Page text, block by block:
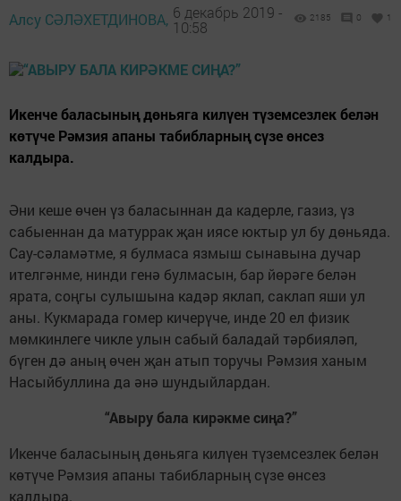
Алсу СӘЛӘХЕТДИНОВА, 6 декабрь 2019 -
10:58
2185 0 1
Икенче баласының дөньяга килүен түземсезлек белән
көтүче Рәмзия апаны табибларның сүзе өнсез
калдыра.
Әни кеше өчен үз баласыннан да кадерле, газиз, үз
сабыеннан да матуррак җан иясе юктыр ул бу дөньяда.
Сау-сәламәтме, я булмаса язмыш сынавына дучар
ителгәнме, нинди генә булмасын, бар йөрәге белән
ярата, соңгы сулышына кадәр яклап, саклап яши ул
аны. Кукмарада гомер кичерүче, инде 20 ел физик
мөмкинлеге чикле улын сабый баладай тәрбияләп,
бүген дә аның өчен җан атып торучы Рәмзия ханым
Насыйбуллина да әнә шундыйлардан.
“Авыру бала кирәкме сиңа?”
Икенче баласының дөньяга килүен түземсезлек белән
көтүче Рәмзия апаны табибларның сүзе өнсез
калдыра.